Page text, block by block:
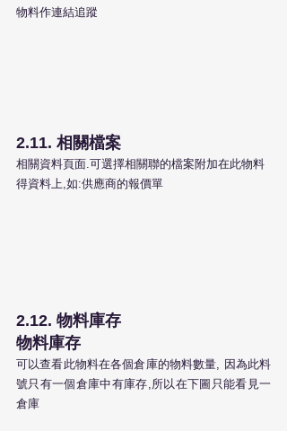
物料作連結追蹤
2.11. 相關檔案
相關資料頁面.可選擇相關聯的檔案附加在此物料
得資料上,如:供應商的報價單
2.12. 物料庫存
物料庫存
可以查看此物料在各個倉庫的物料數量, 因為此料
號只有一個倉庫中有庫存,所以在下圖只能看見一
倉庫